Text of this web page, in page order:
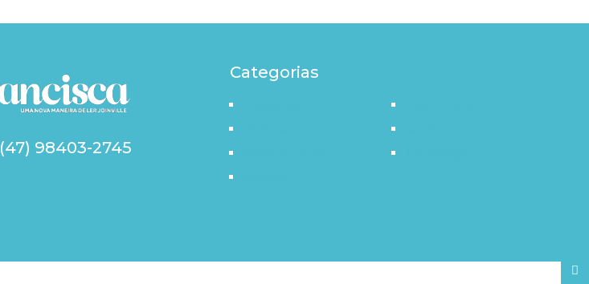
98403-2745
Categorias